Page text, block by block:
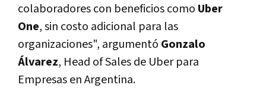
colaboradores con beneficios como Uber
One, sin costo adicional para las
organizaciones", argumentó Gonzalo
Álvarez, Head of Sales de Uber para
Empresas en Argentina.